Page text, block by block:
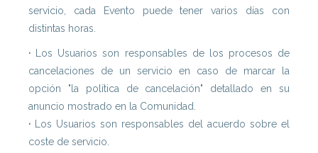
servicio, cada Evento puede tener varios días con
distintas horas.
· Los Usuarios son responsables de los procesos de
cancelaciones de un servicio en caso de marcar la
opción "la política de cancelación" detallado en su
anuncio mostrado en la Comunidad.
· Los Usuarios son responsables del acuerdo sobre el
coste de servicio.